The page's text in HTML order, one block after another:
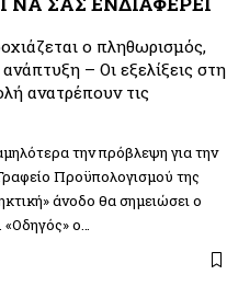
ο πληθωρισμός,
– Οι εξελίξεις στη
ανατρέπουν τις
την πρόβλεψη για την
Προϋπολογισμού της
άνοδο θα σημειώσει ο
ο…